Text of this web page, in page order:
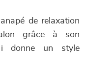
de relaxation
grâce à son
donne un style